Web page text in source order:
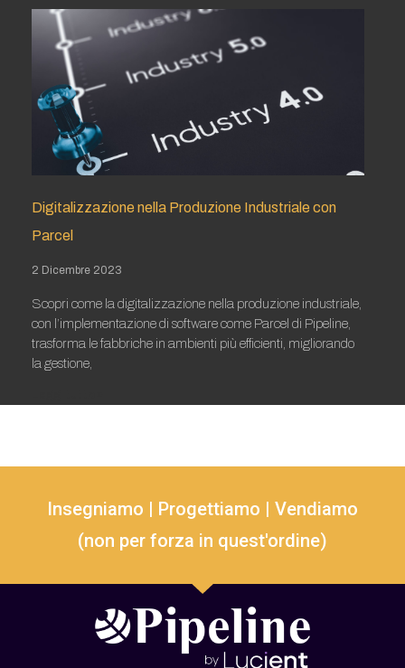
Digitalizzazione nella Produzione Industriale con
Parcel
2 Dicembre 2023
Scopri come la digitalizzazione nella produzione industriale,
con l’implementazione di software come Parcel di Pipeline,
trasforma le fabbriche in ambienti più efficienti, migliorando
la gestione,
Insegniamo | Progettiamo | Vendiamo
(non per forza in quest'ordine)